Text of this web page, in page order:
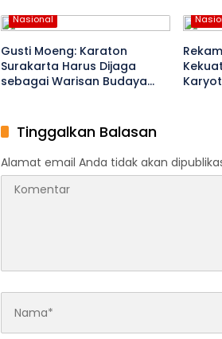
Nasional
Gusti Moeng: Karaton
Surakarta Harus Dijaga
sebagai Warisan Budaya
Tinggalkan Balasan
Alamat email Anda tidak akan